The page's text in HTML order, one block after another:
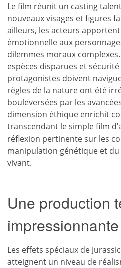
Le film réunit un casting
nouveaux visages et figures
ailleurs, les acteurs
émotionnelle aux
dilemmes moraux
espèces disparues et
protagonistes doivent
règles de la nature ont été
bouleversées par les
dimension éthique enrichit
transcendant le simple film
réflexion pertinente sur les
manipulation génétique et
vivant.
Une production
Les effets spéciaux de
atteignent un niveau de